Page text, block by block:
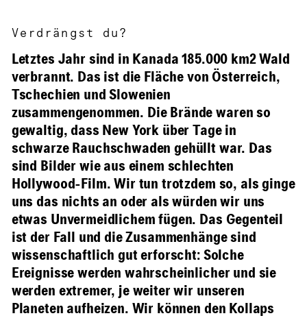
Verdrängst du?
Letztes Jahr sind in Kanada 185.000 km2 Wald
verbrannt. Das ist die Fläche von Österreich,
Tschechien und Slowenien
zusammengenommen. Die Brände waren so
gewaltig, dass New York über Tage in
schwarze Rauchschwaden gehüllt war. Das
sind Bilder wie aus einem schlechten
Hollywood-Film. Wir tun trotzdem so, als ginge
uns das nichts an oder als würden wir uns
etwas Unvermeidlichem fügen. Das Gegenteil
ist der Fall und die Zusammenhänge sind
wissenschaftlich gut erforscht: Solche
Ereignisse werden wahrscheinlicher und sie
werden extremer, je weiter wir unseren
Planeten aufheizen. Wir können den Kollaps